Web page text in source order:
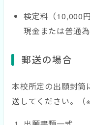
検定料（10,000円
現金または普通
郵送の場合
本校所定の出願封筒
送してください。（